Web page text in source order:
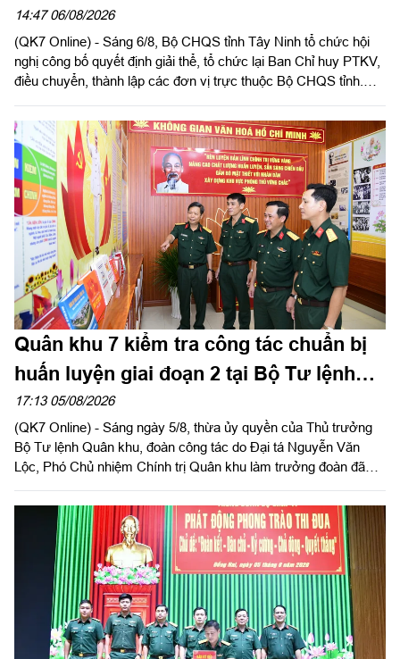
phòng thủ khu vực
14:47 06/08/2026
(QK7 Online) - Sáng 6/8, Bộ CHQS tỉnh Tây Ninh tổ chức hội
nghị công bố quyết định giải thể, tổ chức lại Ban Chỉ huy PTKV,
điều chuyển, thành lập các đơn vị trực thuộc Bộ CHQS tỉnh.
Ngọc Hải, Phó Tham mưu trưởng Quân khu dự và phát biểu
chỉ đạo.
Quân khu 7 kiểm tra công tác chuẩn bị
huấn luyện giai đoạn 2 tại Bộ Tư lệnh
Thành phố Hồ Chí Minh
17:13 05/08/2026
(QK7 Online) - Sáng ngày 5/8, thừa ủy quyền của Thủ trưởng
Bộ Tư lệnh Quân khu, đoàn công tác do Đại tá Nguyễn Văn
Lộc, Phó Chủ nhiệm Chính trị Quân khu làm trưởng đoàn đã
năm 2026 tại Trung đoàn Minh Đạm và Ban Chỉ huy Quân sự
(CHQS) phường Tam Long (Bộ Tư lệnh TP Hồ Chí Minh).